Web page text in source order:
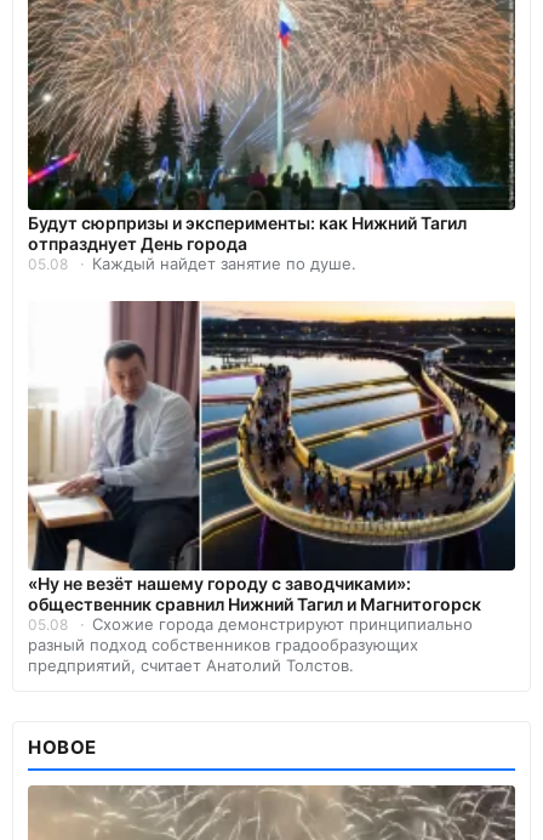
Будут сюрпризы и эксперименты: как Нижний Тагил
отпразднует День города
05.08 Каждый найдет занятие по душе.
«Ну не везёт нашему городу с заводчиками»:
общественник сравнил Нижний Тагил и Магнитогорск
05.08
Схожие города демонстрируют принципиально
разный подход собственников градообразующих
предприятий, считает Анатолий Толстов.
НОВОЕ